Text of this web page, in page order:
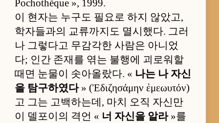
Pochothèque », 1999.
이 현자는 누구도 필요로 하지 않았고,
학자들과의 교류까지도 멸시했다. 그러
나 그렇다고 무감각한 사람은 아니었
다; 인간 존재를 엮는 불행에 괴로워할
때면 눈물이 솟아올랐다. « 나는 나 자신
을 탐구하였다» (Ἐδιζησάμην ἐμεωυτόν)
고 그는 고백하는데, 마치 오직 자신만
이 델포이의 격언 « 너 자신을 알라»를